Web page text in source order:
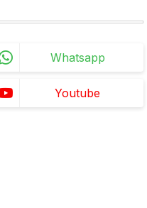
Whatsapp
Youtube